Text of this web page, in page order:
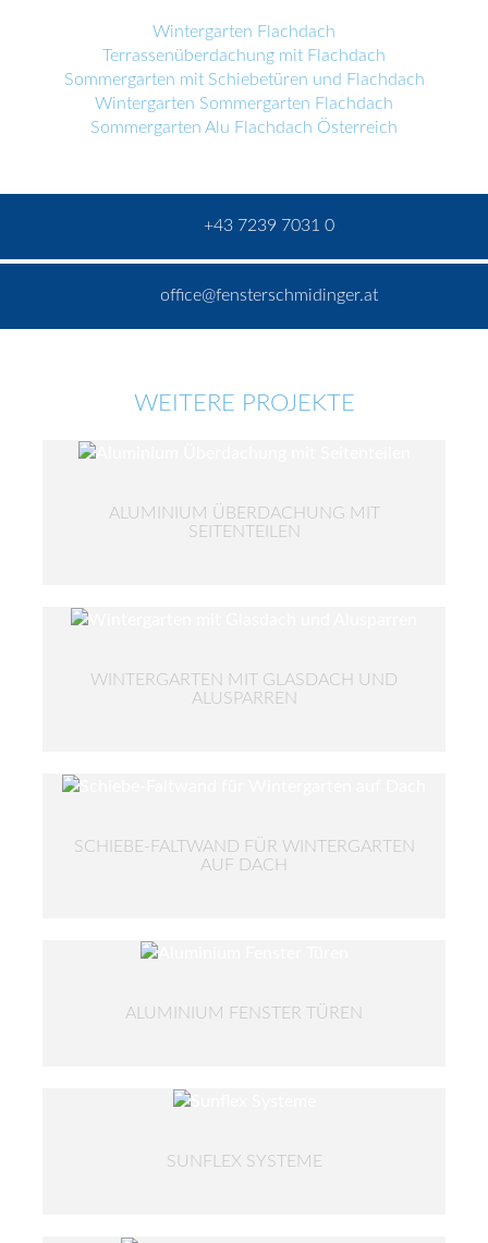
Wintergarten Flachdach
Terrassenüberdachung mit Flachdach
Sommergarten mit Schiebetüren und Flachdach
Wintergarten Sommergarten Flachdach
Sommergarten Alu Flachdach Österreich
+43 7239 7031 0
office@fensterschmidinger.at
WEITERE PROJEKTE
ALUMINIUM ÜBERDACHUNG MIT
SEITENTEILEN
WINTERGARTEN MIT GLASDACH UND
ALUSPARREN
SCHIEBE-FALTWAND FÜR WINTERGARTEN
AUF DACH
ALUMINIUM FENSTER TÜREN
SUNFLEX SYSTEME